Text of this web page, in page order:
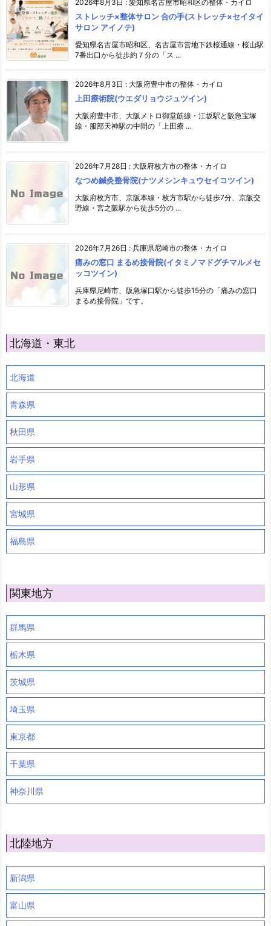
2026年8月3日 : 愛知県名古屋市昭和区の整体・カイロ
ストレッチ×整体サロン 合の手(ストレッチ×セイタイ
サロン アイノテ)
愛知県名古屋市昭和区、名古屋市営地下鉄桜通線・桜山駅
7番出口から徒歩約７分の「ス ...
2026年8月3日 : 大阪府豊中市の整体・カイロ
上田療術院(ウエダリョウジュツイン)
大阪府豊中市、大阪メトロ御堂筋線・江坂駅と阪急宝塚
線・服部天神駅の中間の「上田療 ...
2026年7月28日 : 大阪府枚方市の整体・カイロ
なつめ鍼灸整骨院(ナツメシンキュウセイコツイン)
大阪府枚方市、京阪本線・枚方市駅から徒歩7分、京阪交
野線・宮之阪駅から徒歩5分の ...
2026年7月26日 : 兵庫県尼崎市の整体・カイロ
痛みの窓口 まるめ接骨院(イタミノマドグチマルメセ
ッコツイン)
兵庫県尼崎市、阪急塚口駅から徒歩15分の「痛みの窓口
まるめ接骨院」です。
北海道・東北
北海道
青森県
秋田県
岩手県
山形県
宮城県
福島県
関東地方
群馬県
栃木県
茨城県
埼玉県
東京都
千葉県
神奈川県
北陸地方
新潟県
富山県